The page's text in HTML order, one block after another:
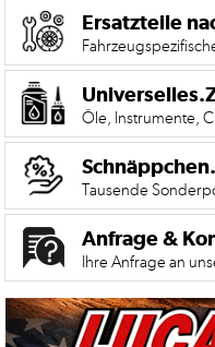
Ersatzteile
Öle, Instrumente,
Tausende
Anfrage &
Ihre Anfrage an